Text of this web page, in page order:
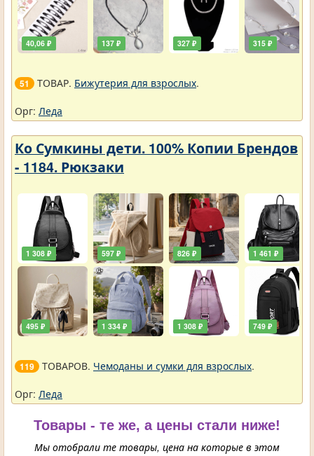
40,06 ₽ 137 ₽ 327 ₽ 315 ₽
51 ТОВАР. Бижутерия для взрослых.
Орг: Леда
Ко Сумкины дети. 100% Копии Брендов
- 1184. Рюкзаки
1 308 ₽
495 ₽
597 ₽
1 334 ₽
826 ₽
1 308 ₽
1 461 ₽
749 ₽
119 ТОВАРОВ. Чемоданы и сумки для взрослых.
Орг: Леда
Товары - те же, а цены стали ниже!
Мы отобрали те товары, цена на которые в этом